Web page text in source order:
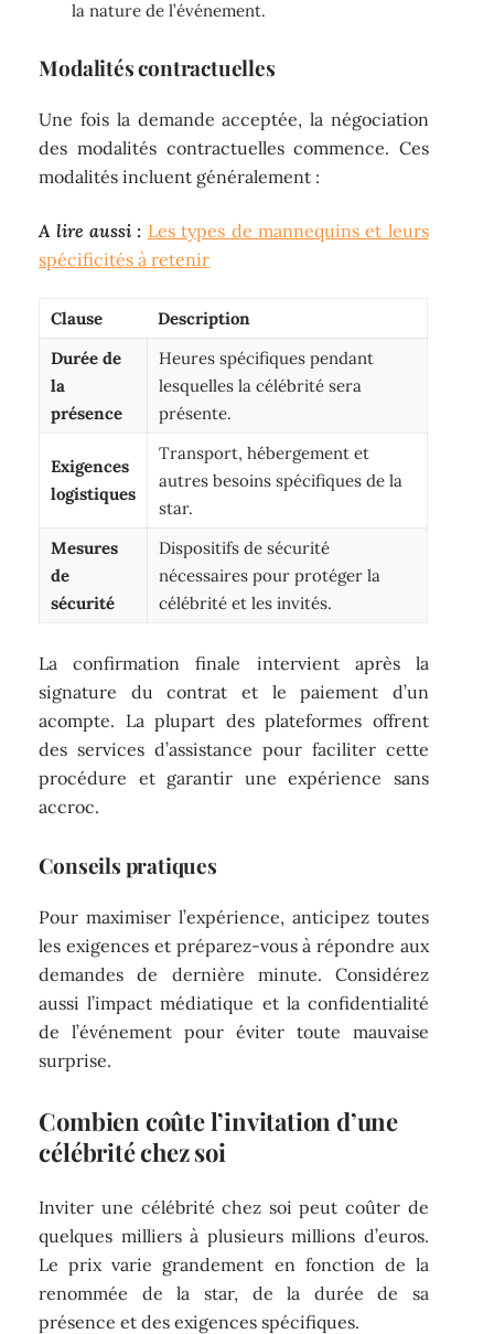
la nature de l’événement.
Modalités contractuelles
Une fois la demande acceptée, la négociation
des modalités contractuelles commence. Ces
modalités incluent généralement :
A lire aussi : Les types de mannequins et leurs
spécificités à retenir
Clause
Description
Durée de
la
présence
Heures spécifiques pendant
lesquelles la célébrité sera
présente.
Exigences
logistiques
Transport, hébergement et
autres besoins spécifiques de la
star.
Mesures
de
sécurité
Dispositifs de sécurité
nécessaires pour protéger la
célébrité et les invités.
La confirmation finale intervient après la
signature du contrat et le paiement d’un
acompte. La plupart des plateformes offrent
des services d’assistance pour faciliter cette
procédure et garantir une expérience sans
accroc.
Conseils pratiques
Pour maximiser l’expérience, anticipez toutes
les exigences et préparez-vous à répondre aux
demandes de dernière minute. Considérez
aussi l’impact médiatique et la confidentialité
de l’événement pour éviter toute mauvaise
surprise.
Combien coûte l’invitation d’une
célébrité chez soi
Inviter une célébrité chez soi peut coûter de
quelques milliers à plusieurs millions d’euros.
Le prix varie grandement en fonction de la
renommée de la star, de la durée de sa
présence et des exigences spécifiques.